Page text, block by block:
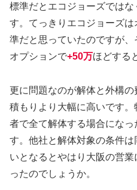
標準だとエコジョーズでは
す。てっきりエコジョーズ
準だと思っていたのですが、
オプションで+50万ほどする
更に問題なのが解体と外構
積もりより大幅に高いです
者で全て解体する場合にな
す。他社と解体対象の条件
いとなるとやはり大阪の営
ったのでしょうか。